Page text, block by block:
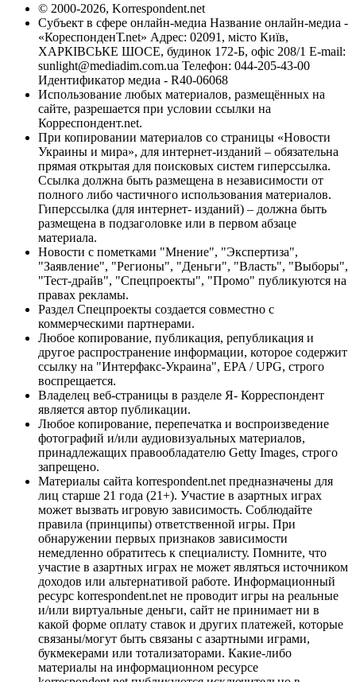
© 2000-2026, Korrespondent.net
Субъект в сфере онлайн-медиа Название онлайн-медиа -
«КореспонденТ.net» Адрес: 02091, місто Київ,
ХАРКІВСЬКЕ ШОСЕ, будинок 172-Б, офіс 208/1 E-mail:
sunlight@mediadim.com.ua Телефон: 044-205-43-00
Идентификатор медиа - R40-06068
Использование любых материалов, размещённых на
сайте, разрешается при условии ссылки на
Корреспондент.net.
При копировании материалов со страницы «Новости
Украины и мира», для интернет-изданий – обязательна
прямая открытая для поисковых систем гиперссылка.
Ссылка должна быть размещена в независимости от
полного либо частичного использования материалов.
Гиперссылка (для интернет- изданий) – должна быть
размещена в подзаголовке или в первом абзаце
материала.
Новости с пометками "Мнение", "Экспертиза",
"Заявление", "Регионы", "Деньги", "Власть", "Выборы",
"Тест-драйв", "Спецпроекты", "Промо" публикуются на
правах рекламы.
Раздел Спецпроекты создается совместно с
коммерческими партнерами.
Любое копирование, публикация, републикация и
другое распространение информации, которое содержит
ссылку на "Интерфакс-Украина", EPA / UPG, строго
воспрещается.
Владелец веб-страницы в разделе Я- Корреспондент
является автор публикации.
Любое копирование, перепечатка и воспроизведение
фотографий и/или аудиовизуальных материалов,
принадлежащих правообладателю Getty Images, строго
запрещено.
Материалы сайта korrespondent.net предназначены для
лиц старше 21 года (21+). Участие в азартных играх
может вызвать игровую зависимость. Соблюдайте
правила (принципы) ответственной игры. При
обнаружении первых признаков зависимости
немедленно обратитесь к специалисту. Помните, что
участие в азартных играх не может являться источником
доходов или альтернативой работе. Информационный
ресурс korrespondent.net не проводит игры на реальные
и/или виртуальные деньги, сайт не принимает ни в
какой форме оплату ставок и других платежей, которые
связаны/могут быть связаны с азартными играми,
букмекерами или тотализаторами. Какие-либо
материалы на информационном ресурсе